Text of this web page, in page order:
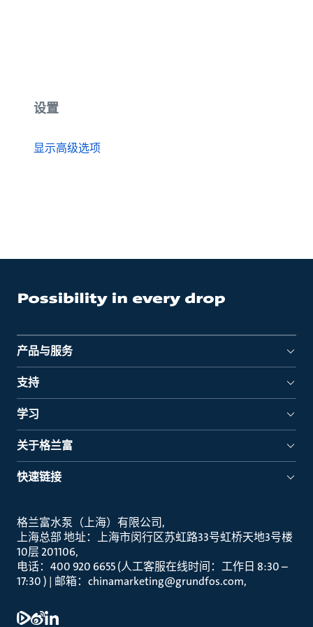
设置
显示高级选项
产品与服务
支持
学习
关于格兰富
快速链接
格兰富水泵（上海）有限公司
上海总部 地址：上海市闵行区苏虹路33号虹桥天地3号楼
10层 201106
电话：400 920 6655 (人工客服在线时间：工作日 8:30 –
17:30 ) | 邮箱：chinamarketing@grundfos.com